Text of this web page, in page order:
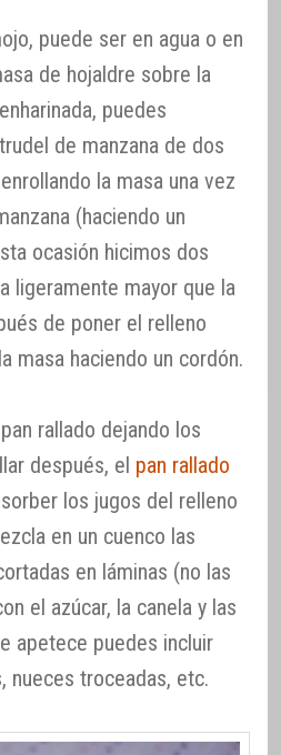
puede ser en agua o en
de hojaldre sobre la
puedes
de manzana de dos
la masa una vez
(haciendo un
ocasión hicimos dos
ligeramente mayor que la
de poner el relleno
masa haciendo un cordón.
rallado dejando los
después, el pan rallado
los jugos del relleno
en un cuenco las
en láminas (no las
el azúcar, la canela y las
apetece puedes incluir
nueces troceadas, etc.